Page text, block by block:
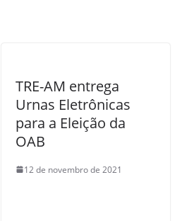
TRE-AM entrega
Urnas Eletrônicas
para a Eleição da
OAB
12 de novembro de 2021